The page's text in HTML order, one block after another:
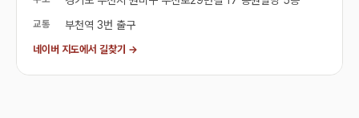
교통 부천역 3번 출구
네이버 지도에서 길찾기 →